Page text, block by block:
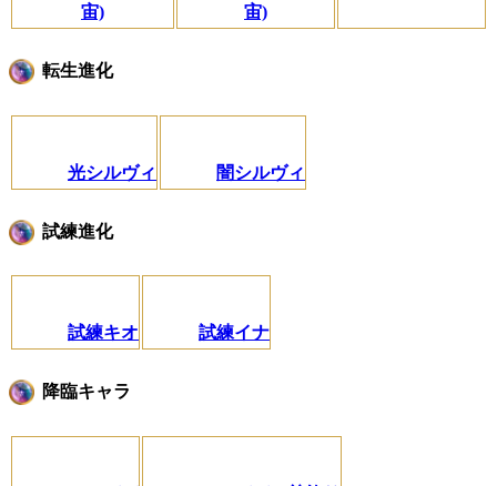
宙)
宙)
転生進化
光シルヴィ 闇シルヴィ
試練進化
試練キオ 試練イナ
降臨キャラ